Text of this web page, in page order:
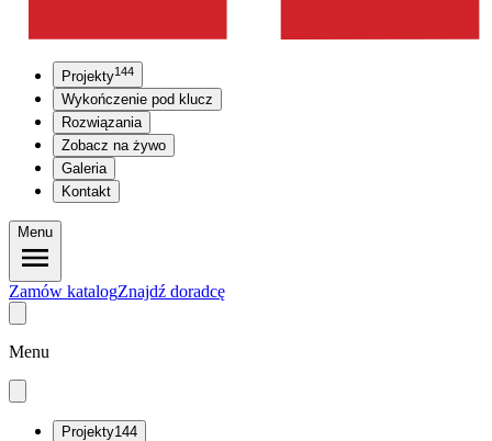
Projekty144
Wykończenie pod klucz
Rozwiązania
Zobacz na żywo
Galeria
Kontakt
Menu
Zamów katalogZnajdź doradcę
Menu
Projekty144